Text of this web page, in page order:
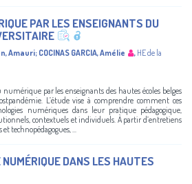
PAR LES ENSEIGNANTS DU
Amauri; COCINAS GARCIA, Amélie , HE de la
par les enseignants des hautes écoles belges
L’étude vise à comprendre comment ces
numériques dans leur pratique pédagogique,
contextuels et individuels. À partir d’entretiens
technopédagogues, ...
NUMÉRIQUE DANS LES HAUTES